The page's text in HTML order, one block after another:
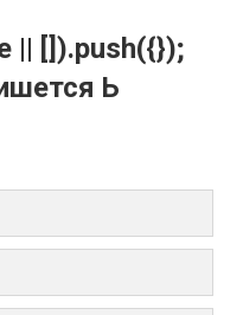
|| []).push({});
Ь